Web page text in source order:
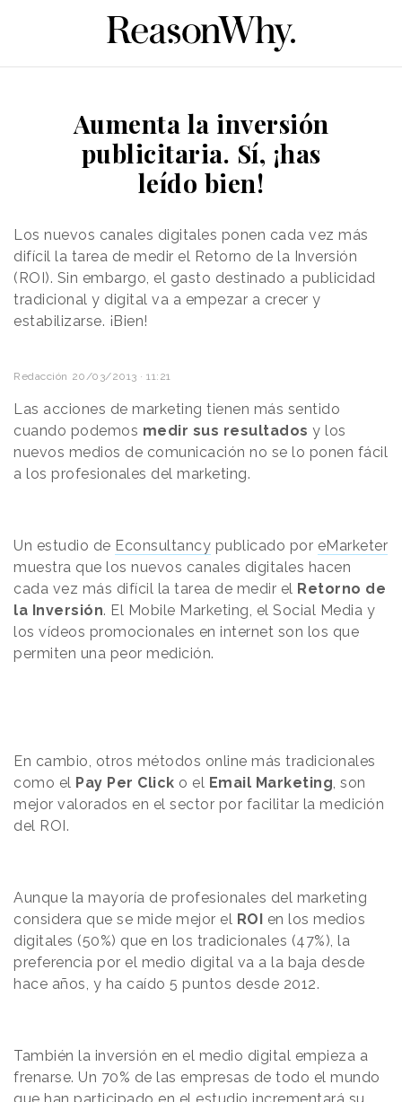
Aumenta la inversión
publicitaria. Sí, ¡has
leído bien!
Los nuevos canales digitales ponen cada vez más
difícil la tarea de medir el Retorno de la Inversión
(ROI). Sin embargo, el gasto destinado a publicidad
tradicional y digital va a empezar a crecer y
estabilizarse. ¡Bien!
Redacción 20/03/2013 · 11:21
Las acciones de marketing tienen más sentido
cuando podemos medir sus resultados y los
nuevos medios de comunicación no se lo ponen fácil
a los profesionales del marketing.
Un estudio de Econsultancy publicado por eMarketer
muestra que los nuevos canales digitales hacen
cada vez más difícil la tarea de medir el Retorno de
la Inversión. El Mobile Marketing, el Social Media y
los vídeos promocionales en internet son los que
permiten una peor medición.
En cambio, otros métodos online más tradicionales
como el Pay Per Click o el Email Marketing , son
mejor valorados en el sector por facilitar la medición
del ROI.
Aunque la mayoría de profesionales del marketing
considera que se mide mejor el ROI en los medios
digitales (50%) que en los tradicionales (47%), la
preferencia por el medio digital va a la baja desde
hace años, y ha caído 5 puntos desde 2012.
También la inversión en el medio digital empieza a
frenarse. Un 70% de las empresas de todo el mundo